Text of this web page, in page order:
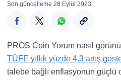
Son güncelleme 28 Eylül 2023
PROS Coin Yorum nasıl
TÜFE yıllık yüzde 4.3 artış
talebe bağlı enflasyonun güçlü